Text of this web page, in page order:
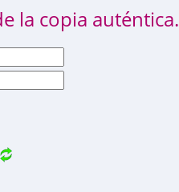
la copia auténtica.